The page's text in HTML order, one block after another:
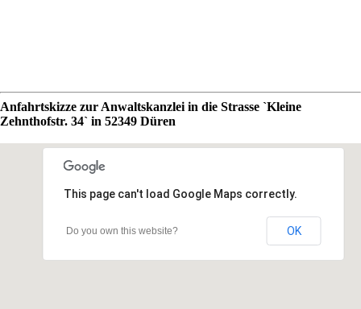
Anfahrtskizze zur Anwaltskanzlei in die Strasse `Kleine
Zehnthofstr. 34` in 52349 Düren
This page can't load Google Maps correctly.
Do you own this website? OK